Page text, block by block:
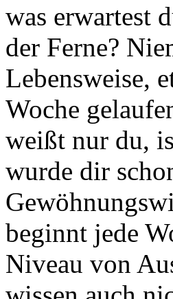
was erwartest
der Ferne?
Lebensweise,
Woche
weißt nur du,
wurde dir
beginnt jede
Niveau von